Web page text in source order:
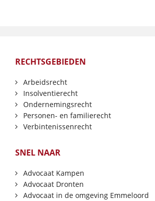
RECHTSGEBIEDEN
Arbeidsrecht
Insolventierecht
Ondernemingsrecht
Personen- en familierecht
Verbintenissenrecht
SNEL NAAR
Advocaat Kampen
Advocaat Dronten
Advocaat in de omgeving Emmeloord